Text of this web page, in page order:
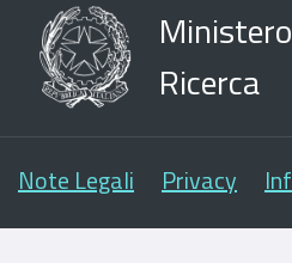
Ricerca
Note Legali Privacy